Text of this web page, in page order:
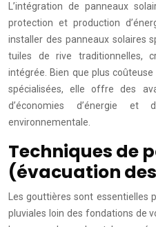
L’intégration de panneaux
protection et production
installer des panneaux solaires
tuiles de rive traditionnelles,
intégrée. Bien que plus
spécialisées, elle offre des
d’économies d’énergie et
environnementale.
Techniques de
(évacuation
Les gouttières sont essentielles
pluviales loin des fondations de